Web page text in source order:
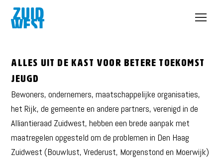
Open
Alles uit de kast voor betere toekomst
jeugd
Bewoners, ondernemers, maatschappelijke organisaties,
het Rijk, de gemeente en andere partners, verenigd in de
Alliantieraad Zuidwest, hebben een brede aanpak met
maatregelen opgesteld om de problemen in Den Haag
Zuidwest (Bouwlust, Vrederust, Morgenstond en Moerwijk)